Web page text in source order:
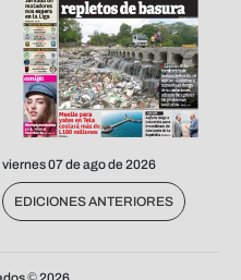
viernes 07 de ago de 2026
EDICIONES ANTERIORES